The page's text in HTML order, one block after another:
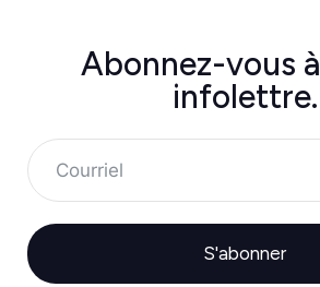
Abonnez-vous à
infolettre.
S'abonner